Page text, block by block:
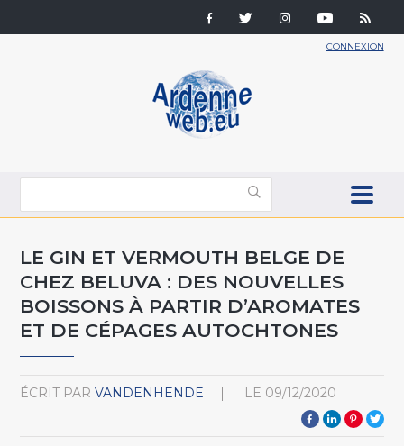
CONNEXION
LE GIN ET VERMOUTH BELGE DE
CHEZ BELUVA : DES NOUVELLES
BOISSONS À PARTIR D’AROMATES
ET DE CÉPAGES AUTOCHTONES
ÉCRIT PAR VANDENHENDE LE 09/12/2020